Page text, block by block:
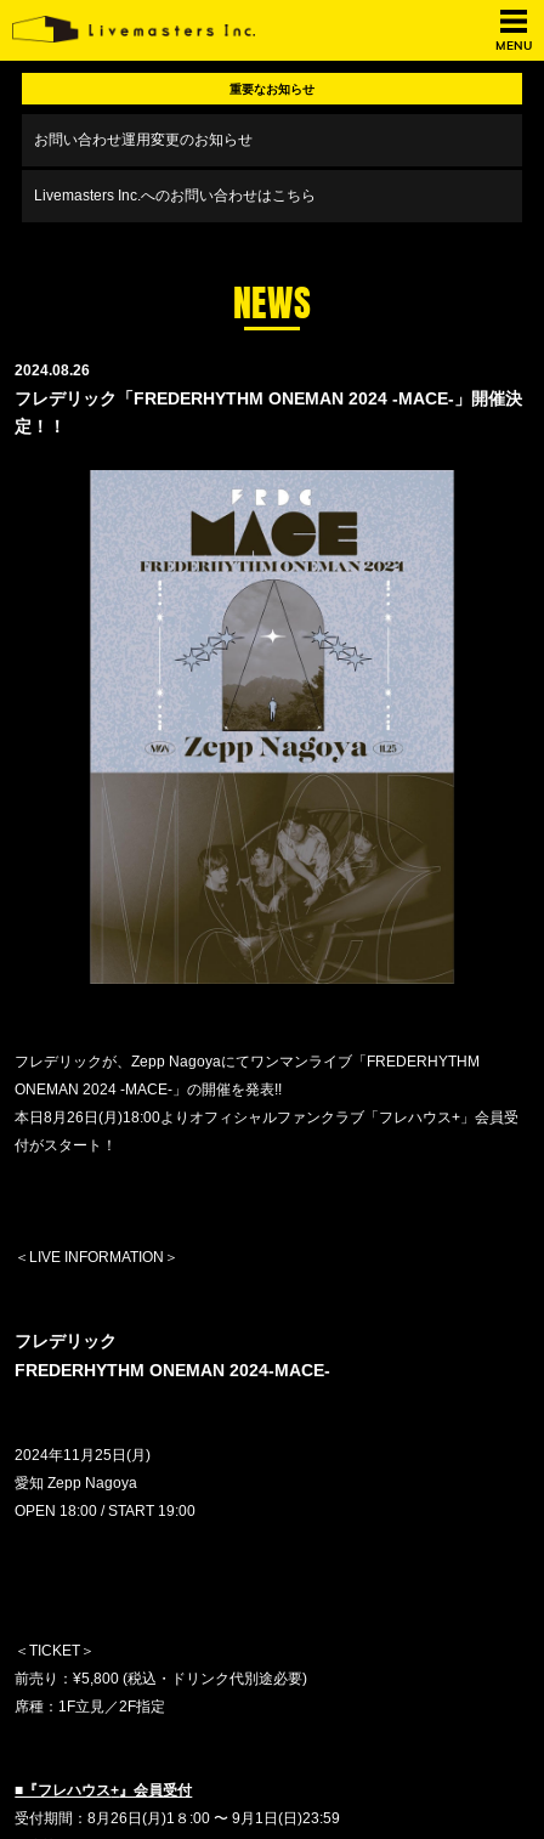
MENU
重要なお知らせ
お問い合わせ運用変更のお知らせ
Livemasters Inc.へのお問い合わせはこちら
NEWS
2024.08.26
フレデリック「FREDERHYTHM ONEMAN 2024 -MACE-」開催決
定！！
フレデリックが、Zepp Nagoyaにてワンマンライブ「 FREDERHYTHM
ONEMAN 2024 -MACE- 」の開催を発表!!
本日8月26 日(月)18:00よりオフィシャルファンクラブ「フレハウス+ 」会員受
付がスタート！
＜ LIVE INFORMATION ＞
フレデリック
FREDERHYTHM ONEMAN 2024-MACE-
2024年11 月25日(月)
愛知Zepp Nagoya
OPEN 18:00 / START 19:00
＜TICKET ＞
前売り：¥5,800 (税込・ドリンク代別途必要)
席種：1F立見／2F指定
■『フレハウス+』会員受付
受付期間：8月26 日(月)1 ８ :00〜9月 1 日(日)23:59